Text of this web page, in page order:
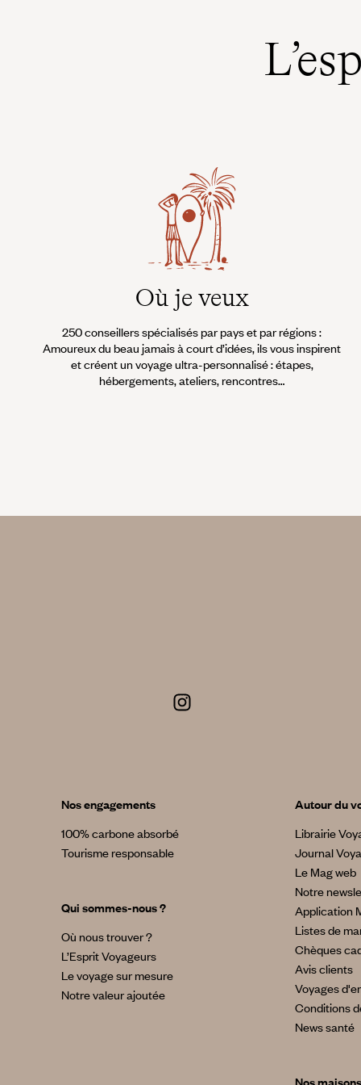
Où je veux
250 conseillers spécialisés par pays et par régions :
Amoureux du beau jamais à court d’idées, ils vous inspirent
et créent un voyage ultra-personnalisé : étapes,
hébergements, ateliers, rencontres…
Nos engagements
100% carbone absorbé
Tourisme responsable
Qui sommes-nous ?
Où nous trouver ?
L’Esprit Voyageurs
Le voyage sur mesure
Notre valeur ajoutée
Autour du
Librairie
Journal
Le Mag web
Notre
Application
Listes de
Chèques
Avis clients
Voyages
Conditions
News santé